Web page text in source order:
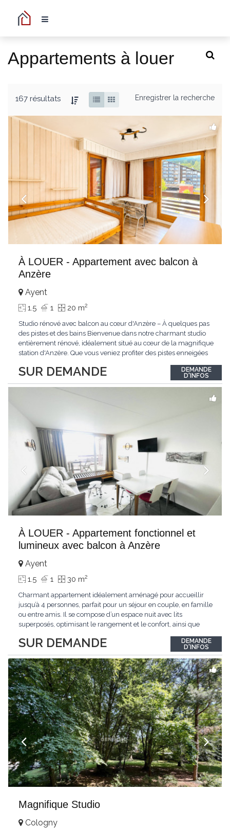
Appartements à louer
167 résultats Enregistrer la recherche
À LOUER - Appartement avec balcon à
Anzère
SUR DEMANDE
Ayent
1.5 1 20 m2
Studio rénové avec balcon au cœur d'Anzère – À quelques pas
des pistes et des bains Bienvenue dans notre charmant studio
entièrement rénové, idéalement situé au cœur de la magnifique
station d'Anzère. Que vous veniez profiter des pistes enneigées
ressourcer en montagne, ce logement vous offrira tout le confort
nécessaire...
DEMANDE
D'INFOS
À LOUER - Appartement fonctionnel et
lumineux avec balcon à Anzère
SUR DEMANDE
Ayent
1.5 1 30 m2
Charmant appartement idéalement aménagé pour accueillir
jusqu’à 4 personnes, parfait pour un séjour en couple, en famille
ou entre amis. Il se compose d’un espace nuit avec lits
superposés, optimisant le rangement et le confort, ainsi que
télévision murale. La cuisine ouverte et entièrement équipée
(plaques de...
DEMANDE
D'INFOS
Magnifique Studio
Cologny